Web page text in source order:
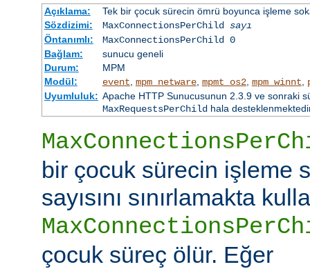
Açıklama:
Tek bir çocuk sürecin ömrü boyunca işleme
Sözdizimi:
MaxConnectionsPerChild sayı
Öntanımlı:
MaxConnectionsPerChild 0
Bağlam:
sunucu geneli
Durum:
MPM
Modül:
event mpm_netware, mpmt_os2, mpm_winnt
Uyumluluk: Apache HTTP Sunucusunun 2.3.9 ve sonraki
MaxRequestsPerChildhala
bir çocuk sürecin işleme
sayısını sınırlamakta
çocuk süreç ölür. Eğer